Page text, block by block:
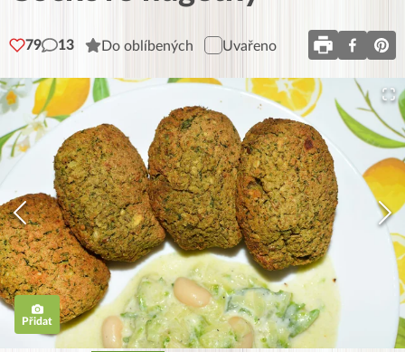
79 13 Do oblíbených Uvařeno
Přidat